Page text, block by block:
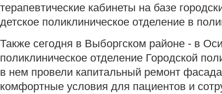
терапевтические кабинеты на базе
детское поликлиническое отделение в
Также сегодня в Выборгском районе - в
поликлиническое отделение Городской
в нем провели капитальный ремонт
комфортные условия для пациентов и